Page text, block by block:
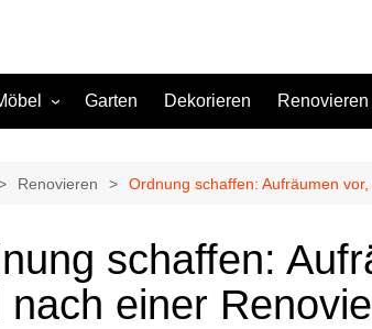
Garten Dekorieren Renovieren
Renovieren Ordnung schaffen: Aufräumen
schaffen:
nach einer